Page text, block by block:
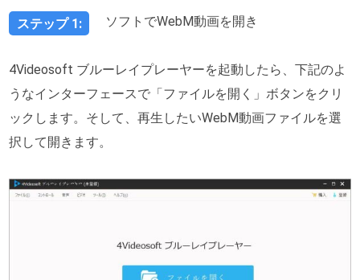
ステップ 1: ソフトでWebM動画を開き
4Videosoft ブルーレイプレーヤーを起動したら、下記のよ
うなインターフェースで「ファイルを開く」ボタンをクリ
ックします。そして、再生したいWebM動画ファイルを選
択して開きます。